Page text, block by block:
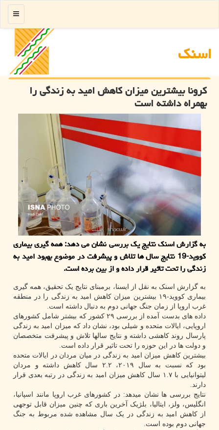
اسنك
منو
کرونا بیشترین میزان کاهش امید به زندگی را
بهمراه داشته است
به گزارش اسنک نتایج یک بررسی نشان می دهد: همه گیری بیماری
کووید-19 نتایج سال ها تلاش و پیشرفت در موضوع بهبود امید به
زندگی را تحت تاثیر قرار داده و از بین برده است.
به گزارش اسنک به نقل از ایسنا، برمبنای نتایج یک تحقیق، همه گیری
بیماری کووید-۱۹ بیشترین میزان کاهش امید به زندگی را در منطقه
غرب اروپا از زمان جنگ جهانی دوم به دنبال داشته است.
داده های بدست آمده از بررسی ۲۹ کشور که بیشتر شامل کشورهای
اروپایی، ایالات متحده و شیلی بود، نشان داد که میزان امید به زندگی
پارسال روند کاهشی داشته و نتایج سالها تلاش و پیشرفت متخصصان
و دولت ها در این حوزه را تحت تاثیر قرار داده است.
بیشترین کاهش میزان امید به زندگی در میان مردان در ایالات متحده
بود که نسبت به سال ۲۰۱۹، ۲.۲ سال کاهش داشته و مردان
لیتوانیایی با ۱.۷ سال کاهش میزان امید به زندگی در رتبه بعدی قرار
دارند.
نتایج بررسی ها نشان میدهد: در کشورهای غرب اروپا مانند اسپانیا،
انگلیس، ولز، ایتالیا، بلژیک آخرین باری که چنین میزان قابل توجهی
از کاهش امید به زندگی در یک سال مشاهده شده مربوط به جنگ
جهانی دوم بوده است.